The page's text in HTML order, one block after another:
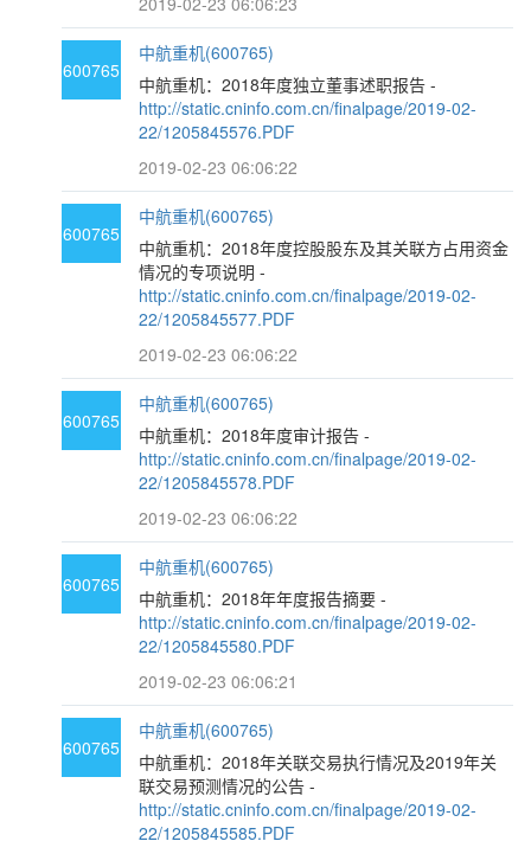
600765
中航重机(600765)
中航重机：2018年度独立董事述职报告 -
http://static.cninfo.com.cn/finalpage/2019-02-
22/1205845576.PDF
2019-02-23 06:06:22
600765
中航重机(600765)
中航重机：2018年度控股股东及其关联方占用资金
情况的专项说明 -
http://static.cninfo.com.cn/finalpage/2019-02-
22/1205845577.PDF
2019-02-23 06:06:22
600765
中航重机(600765)
中航重机：2018年度审计报告 -
http://static.cninfo.com.cn/finalpage/2019-02-
22/1205845578.PDF
2019-02-23 06:06:22
600765
中航重机(600765)
中航重机：2018年年度报告摘要 -
http://static.cninfo.com.cn/finalpage/2019-02-
22/1205845580.PDF
2019-02-23 06:06:21
600765
中航重机(600765)
中航重机：2018年关联交易执行情况及2019年关
联交易预测情况的公告 -
http://static.cninfo.com.cn/finalpage/2019-02-
22/1205845585.PDF